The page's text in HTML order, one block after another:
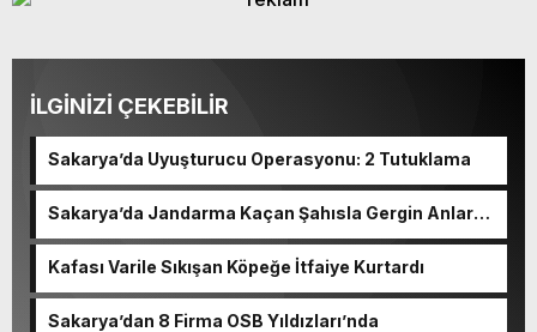
İLGİNİZİ ÇEKEBİLİR
Sakarya’da Uyuşturucu Operasyonu: 2 Tutuklama
Sakarya’da Jandarma Kaçan Şahısla Gergin Anlar
Kafası Varile Sıkışan Köpeğe İtfaiye Kurtardı
Sakarya’dan 8 Firma OSB Yıldızları’nda